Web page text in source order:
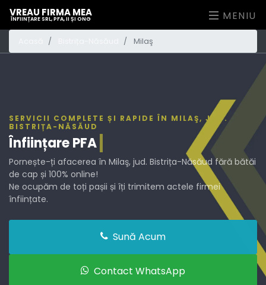
VREAU FIRMA MEA
ÎNFIINȚARE SRL, PFA, II ȘI ONG MENIU
Milaş
SERVICII COMPLETE ȘI RAPIDE ÎN MILAŞ, JUD.
BISTRIȚA-NĂSĂUD
ÎnființarePFA
Pornește-ți afacerea în Milaş, jud. Bistrița-Năsăud fără bătăi
de cap și 100% online!
Ne ocupăm de toți pașii și îți trimitem actele firmei
înființate.
Sună Acum
Contact WhatsApp